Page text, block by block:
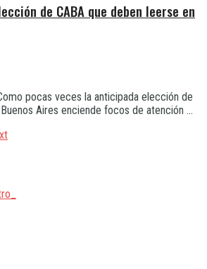
de CABA que deben leerse en
pocas veces la anticipada elección de
Aires enciende focos de atención ...